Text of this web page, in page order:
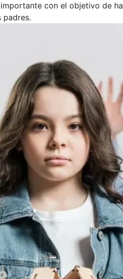
con el objetivo de
padres.